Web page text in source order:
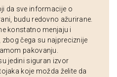
da sve informacije o
budu redovno ažurirane.
konstatno menjaju i
čega su najpreciznije
pakovanju.
jedini siguran izvor
koje možda želite da